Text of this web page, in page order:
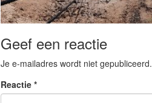
Geef een reactie
Je e-mailadres wordt niet gepubliceerd.
Reactie *